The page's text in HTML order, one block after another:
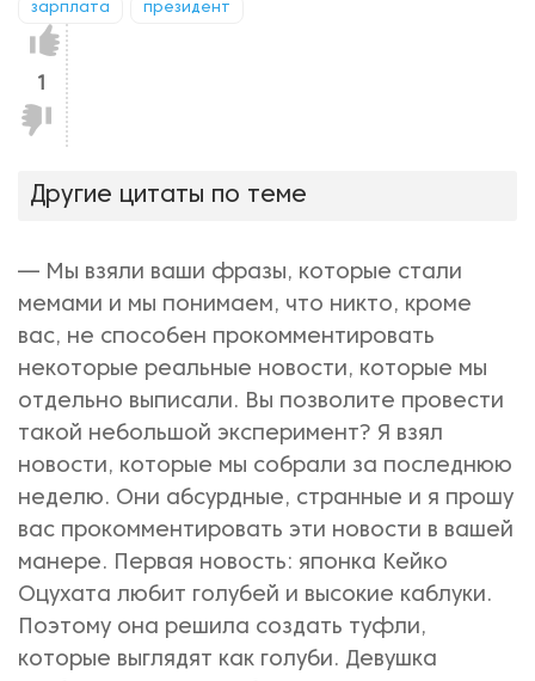
зарплата президент
Нравится!
Не
нравится!
Другие цитаты по теме
— Мы взяли ваши фразы, которые стали
мемами и мы понимаем, что никто, кроме
вас, не способен прокомментировать
некоторые реальные новости, которые мы
отдельно выписали. Вы позволите провести
такой небольшой эксперимент? Я взял
новости, которые мы собрали за последнюю
неделю. Они абсурдные, странные и я прошу
вас прокомментировать эти новости в вашей
манере. Первая новость: японка Кейко
Оцухата любит голубей и высокие каблуки.
Поэтому она решила создать туфли,
которые выглядят как голуби. Девушка